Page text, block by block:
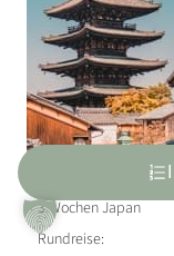
3 Wochen Japan
Rundreise: